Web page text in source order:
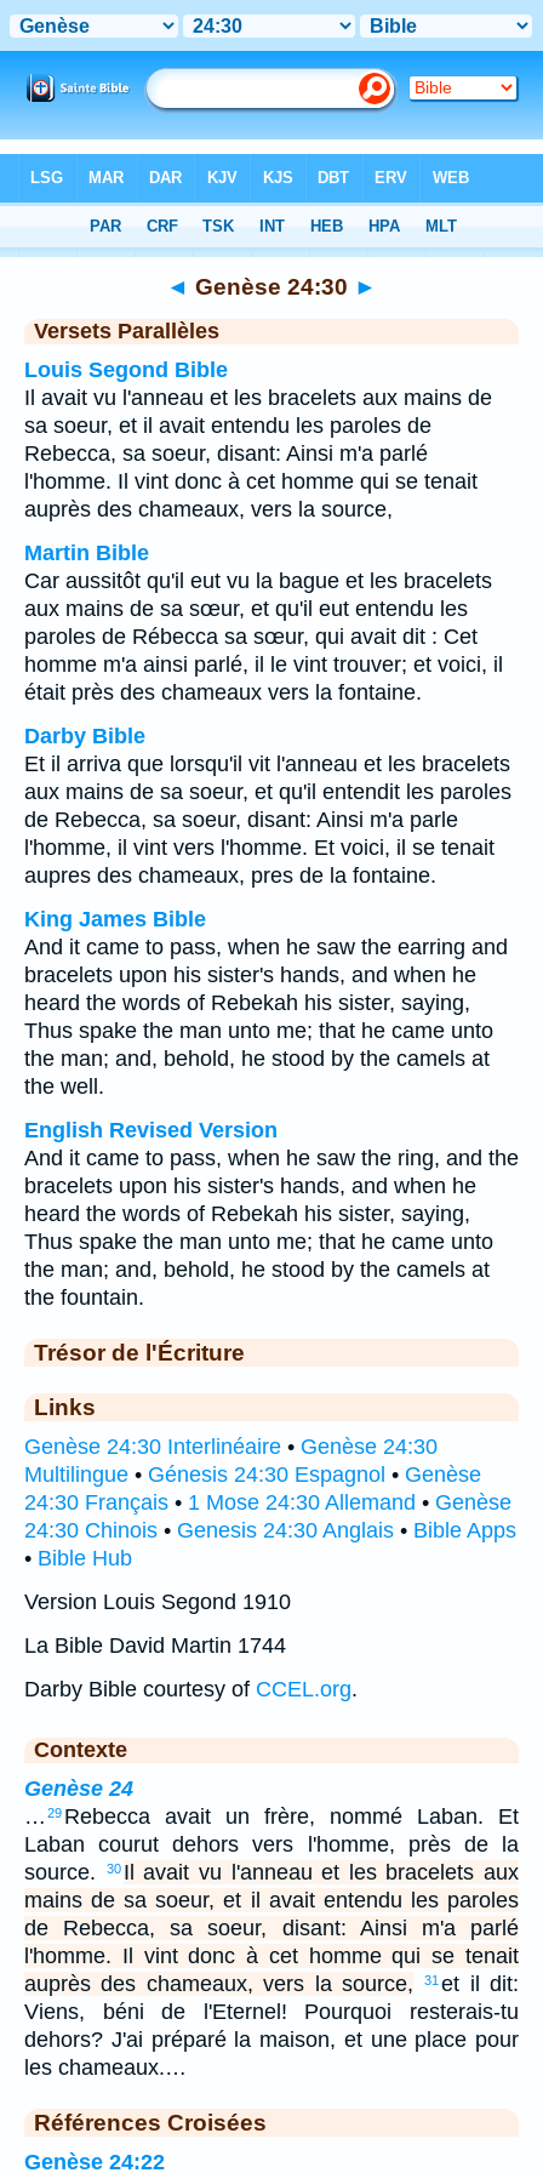
Chapitre 24 > Verset 30
◄ Genèse 24:30 ►
Versets Parallèles
Louis Segond Bible
Il avait vu l'anneau et les bracelets aux mains de
sa soeur, et il avait entendu les paroles de
Rebecca, sa soeur, disant: Ainsi m'a parlé
l'homme. Il vint donc à cet homme qui se tenait
auprès des chameaux, vers la source,
Martin Bible
Car aussitôt qu'il eut vu la bague et les bracelets
aux mains de sa sœur, et qu'il eut entendu les
paroles de Rébecca sa sœur, qui avait dit : Cet
homme m'a ainsi parlé, il le vint trouver; et voici, il
était près des chameaux vers la fontaine.
Darby Bible
Et il arriva que lorsqu'il vit l'anneau et les bracelets
aux mains de sa soeur, et qu'il entendit les paroles
de Rebecca, sa soeur, disant: Ainsi m'a parle
l'homme, il vint vers l'homme. Et voici, il se tenait
aupres des chameaux, pres de la fontaine.
King James Bible
And it came to pass, when he saw the earring and
bracelets upon his sister's hands, and when he
heard the words of Rebekah his sister, saying,
Thus spake the man unto me; that he came unto
the man; and, behold, he stood by the camels at
the well.
English Revised Version
And it came to pass, when he saw the ring, and the
bracelets upon his sister's hands, and when he
heard the words of Rebekah his sister, saying,
Thus spake the man unto me; that he came unto
the man; and, behold, he stood by the camels at
the fountain.
Trésor de l'Écriture
Links
Genèse 24:30 Interlinéaire • Genèse 24:30
Multilingue • Génesis 24:30 Espagnol • Genèse
24:30 Français • 1 Mose 24:30 Allemand • Genèse
24:30 Chinois • Genesis 24:30 Anglais • Bible Apps
• Bible Hub
Version Louis Segond 1910
La Bible David Martin 1744
Darby Bible courtesy of CCEL.org.
Contexte
Genèse 24
… 29 Rebecca avait un frère, nommé Laban. Et
Laban courut dehors vers l'homme, près de la
source.
30 Il avait vu l'anneau et les bracelets aux
mains de sa soeur, et il avait entendu les paroles
de Rebecca, sa soeur, disant: Ainsi m'a parlé
l'homme. Il vint donc à cet homme qui se tenait
auprès des chameaux, vers la source,
31 et il dit:
Viens, béni de l'Eternel! Pourquoi resterais-tu
dehors? J'ai préparé la maison, et une place pour
les chameaux.…
Références Croisées
Genèse 24:22